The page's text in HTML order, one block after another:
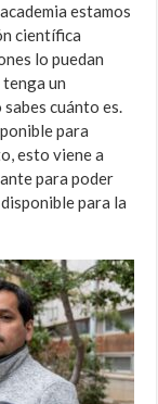
estamos
científica
lo puedan
un
cuánto es.
para
esto viene a
para poder
para la